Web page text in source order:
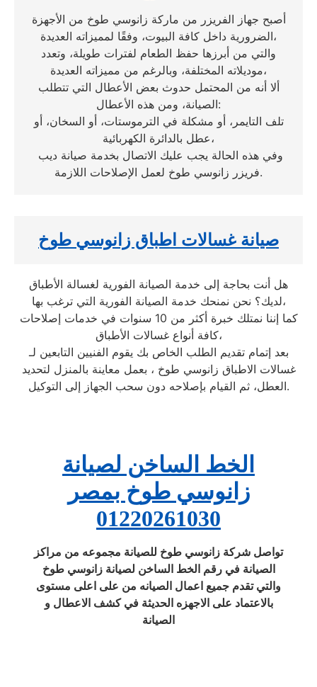
أصبح جهاز الفريزر من ماركة زانوسي طوخ من الأجهزة
الضرورية داخل كافة البيوت، وفقًا لمميزاته العديدة،
والتي من أبرزها حفظ الطعام لفترات طويلة، وتعدد
موديلاته المختلفة، وبالرغم من مميزاته العديدة،
ألا أنه من المحتمل حدوث بعض الأعطال التي تتطلب
الصيانة، ومن هذه الأعطال:
تلف التايمر، أو مشكلة في الترموستات، أو السخان، أو
عطل بالدائرة الكهربائية،
وفي هذه الحالة يجب عليك الاتصال بخدمة صيانة ديب
فريزر زانوسي طوخ لعمل الإصلاحات اللازمة.
صيانة غسالات اطباق زانوسي طوخ
هل أنت بحاجة إلى خدمة الصيانة الفورية لغسالة الأطباق
لديك؟ نحن نمنحك خدمة الصيانة الفورية التي ترغب بها،
كما إننا نمتلك خبرة أكثر من 10 سنوات في خدمات إصلاحات
كافة أنواع غسالات الأطباق،
بعد إتمام تقديم الطلب الخاص بك يقوم الفنيين التابعين لـ
غسالات الاطباق زانوسي طوخ ، بعمل معاينة بالمنزل لتحديد
العطل، ثم القيام بإصلاحه دون سحب الجهاز إلى التوكيل.
الخط الساخن لصيانة
زانوسي طوخ بمصر
01220261030
تواصل شركة زانوسي طوخ للصيانة مجموعه من مراكز
الصيانة في رقم الخط الساخن لصيانة زانوسي طوخ
والتي تقدم جميع اعمال الصيانه من على اعلى مستوى
بالاعتماد على الاجهزه الحديثة في كشف الاعطال و
الصيانة